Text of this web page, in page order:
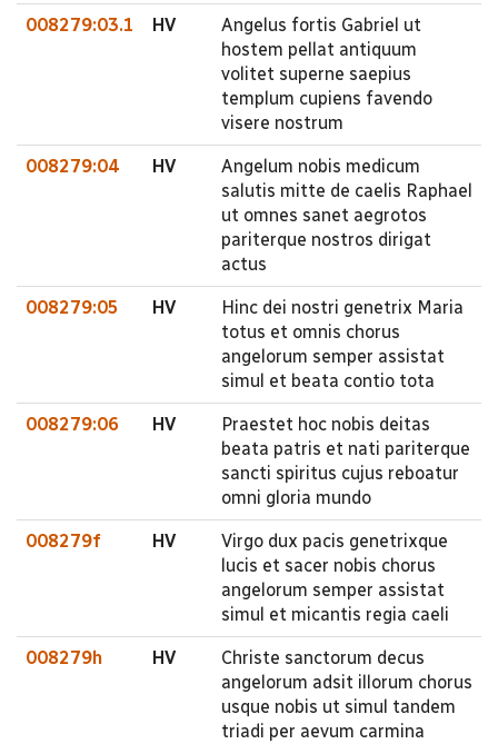
008279:03.1 HV
Angelus fortis Gabriel ut
hostem pellat antiquum
volitet superne saepius
templum cupiens favendo
visere nostrum
008279:04 HV
Angelum nobis medicum
salutis mitte de caelis Raphael
ut omnes sanet aegrotos
pariterque nostros dirigat
actus
008279:05 HV
Hinc dei nostri genetrix Maria
totus et omnis chorus
angelorum semper assistat
simul et beata contio tota
008279:06 HV
Praestet hoc nobis deitas
beata patris et nati pariterque
sancti spiritus cujus reboatur
omni gloria mundo
008279f HV
Virgo dux pacis genetrixque
lucis et sacer nobis chorus
angelorum semper assistat
simul et micantis regia caeli
008279h HV
Christe sanctorum decus
angelorum adsit illorum chorus
usque nobis ut simul tandem
triadi per aevum carmina